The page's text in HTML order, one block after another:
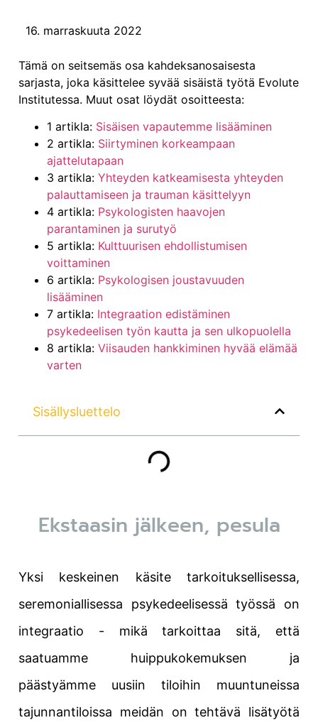
16. marraskuuta 2022
Tämä on seitsemäs osa kahdeksanosaisesta
sarjasta, joka käsittelee syvää sisäistä työtä Evolute
Institutessa. Muut osat löydät osoitteesta:
1 artikla: Sisäisen vapautemme lisääminen
2 artikla: Siirtyminen korkeampaan
ajattelutapaan
3 artikla: Yhteyden katkeamisesta yhteyden
palauttamiseen ja trauman käsittelyyn
4 artikla: Psykologisten haavojen
parantaminen ja surutyö
5 artikla: Kulttuurisen ehdollistumisen
voittaminen
6 artikla: Psykologisen joustavuuden
lisääminen
7 artikla: Integraation edistäminen
psykedeelisen työn kautta ja sen ulkopuolella
8 artikla: Viisauden hankkiminen hyvää elämää
varten
Sisällysluettelo
Ekstaasin jälkeen, pesula
Yksi keskeinen käsite tarkoituksellisessa,
seremoniallisessa psykedeelisessä työssä on
integraatio - mikä tarkoittaa sitä, että
saatuamme huippukokemuksen ja
päästyämme uusiin tiloihin muuntuneissa
tajunnantiloissa meidän on tehtävä lisätyötä